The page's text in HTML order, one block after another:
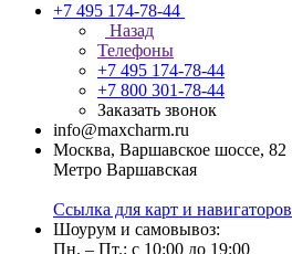
+7 495 174-78-44
Назад
Телефоны
+7 495 174-78-44
+7 800 301-78-44
Заказать звонок
info@maxcharm.ru
Москва, Варшавское шоссе, 82
Метро Варшавская
Ссылка для карт и навигаторов
Шоурум и самовывоз:
Пн. – Пт.: с 10:00 до 19:00